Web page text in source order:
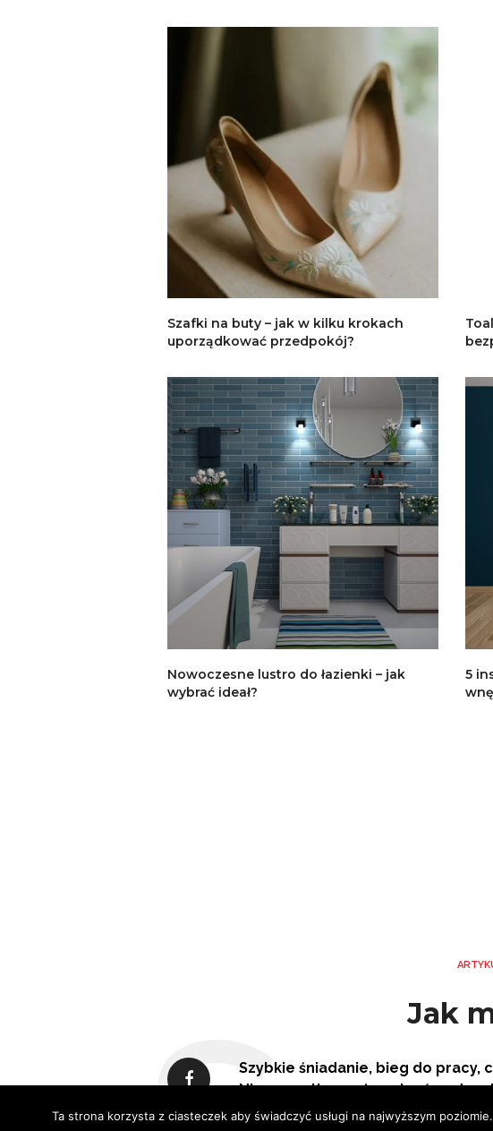
Szafki na buty – jak w kilku krokach
uporządkować przedpokój?
Nowoczesne lustro do łazienki – jak
wybrać ideał?
5
Jak
Szybkie śniadanie, bieg do pracy,
Nie wszystko można ukryć pod
Ta strona korzysta z ciasteczek aby świadczyć usługi na najwyższym